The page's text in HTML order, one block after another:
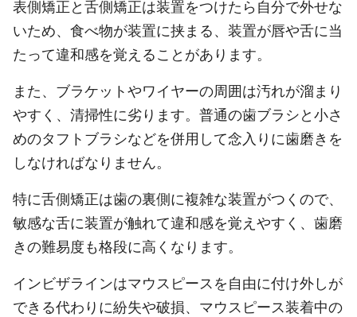
表側矯正と舌側矯正は装置をつけたら自分で外せな
いため、食べ物が装置に挟まる、装置が唇や舌に当
たって違和感を覚えることがあります。
また、ブラケットやワイヤーの周囲は汚れが溜まり
やすく、清掃性に劣ります。普通の歯ブラシと小さ
めのタフトブラシなどを併用して念入りに歯磨きを
しなければなりません。
特に舌側矯正は歯の裏側に複雑な装置がつくので、
敏感な舌に装置が触れて違和感を覚えやすく、歯磨
きの難易度も格段に高くなります。
インビザラインはマウスピースを自由に付け外しが
できる代わりに紛失や破損、マウスピース装着中の